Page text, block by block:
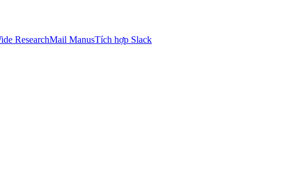
ResearchMail ManusTích hợp Slack